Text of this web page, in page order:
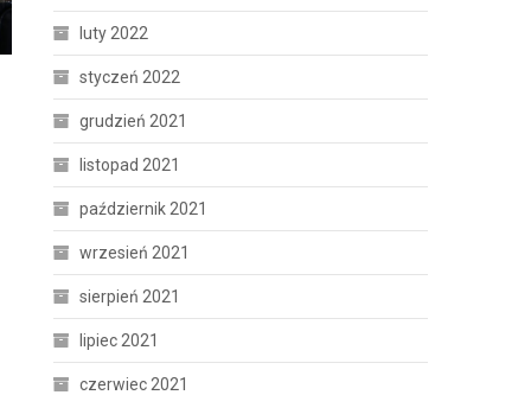
luty 2022
styczeń 2022
grudzień 2021
listopad 2021
październik 2021
wrzesień 2021
sierpień 2021
lipiec 2021
czerwiec 2021